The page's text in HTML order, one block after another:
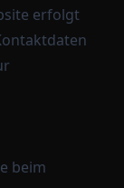
erfolgt
beim